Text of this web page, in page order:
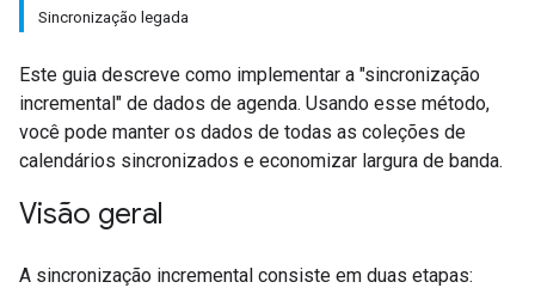
Sincronização legada
Este guia descreve como implementar a "sincronização
incremental" de dados de agenda. Usando esse método,
você pode manter os dados de todas as coleções de
calendários sincronizados e economizar largura de banda.
Visão geral
A sincronização incremental consiste em duas etapas: